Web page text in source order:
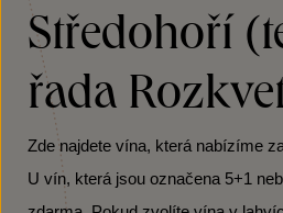
Středohoří
řada
Zde najdete vína, která nabízíme
U vín, která jsou označena 5+1